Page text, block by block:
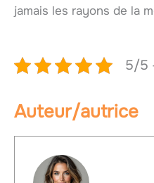
jamais les rayons de la
5/5
Auteur/autrice